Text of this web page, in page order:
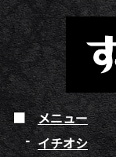
メニュー
イチオシ